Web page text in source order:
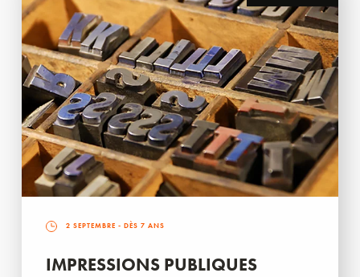
2 SEPTEMBRE - DÈS 7 ANS
IMPRESSIONS PUBLIQUES